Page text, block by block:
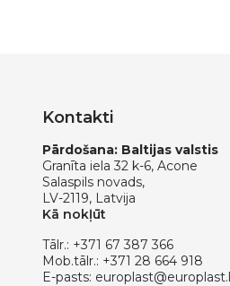
Kontakti
Pārdošana: Baltijas valstis
Granīta iela 32 k-6, Acone
Salaspils novads,
LV-2119, Latvija
Kā nokļūt
Tālr.: +371 67 387 366
Mob.tālr.: +371 28 664 918
E-pasts: